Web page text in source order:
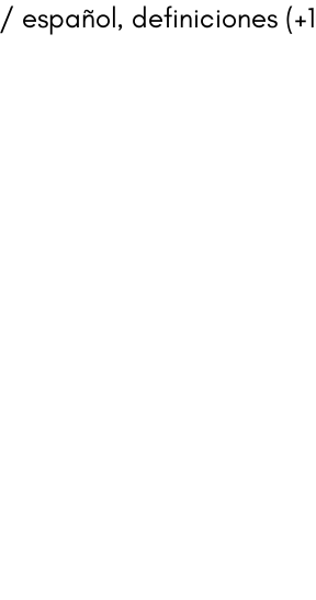
español, definiciones